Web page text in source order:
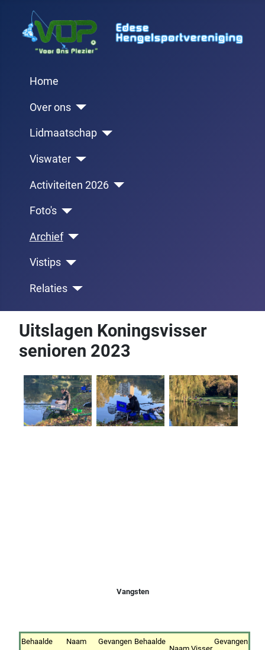
Home
Over ons
Lidmaatschap
Viswater
Activiteiten 2026
Foto's
Archief
Vistips
Relaties
Uitslagen Koningsvisser
senioren 2023
Vangsten
Behaalde
Naam
Gevangen Behaalde
Gevangen